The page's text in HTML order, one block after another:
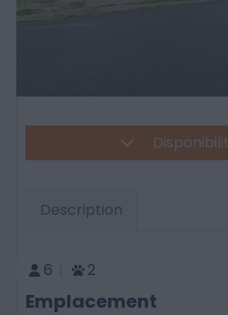
Description
6 2
Emplacement